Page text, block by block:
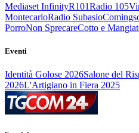
Mediaset InfinityR101Radio 105
MontecarloRadio Subasio
PorroNon SprecareCotto e
Eventi
Identità Golose 2026Salone del
2026L'Artigiano in Fiera 2025